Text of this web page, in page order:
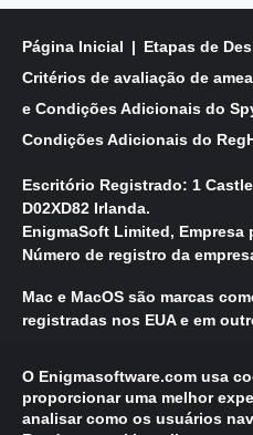
Página Inicial
Etapas de
Critérios de avaliação de
e Condições Adicionais do
Condições Adicionais do
Escritório Registrado: 1
D02XD82 Irlanda.
EnigmaSoft Limited,
Número de registro da
Mac e MacOS são marcas
registradas nos EUA e em
Direitos Reservados.
O Enigmasoftware.com usa
proporcionar uma melhor
analisar como os usuários